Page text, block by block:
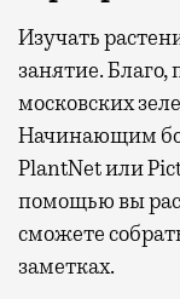
Изучать
занятие. Благо,
московских
Начинающим
PlantNet или
помощью вы
сможете
заметках.